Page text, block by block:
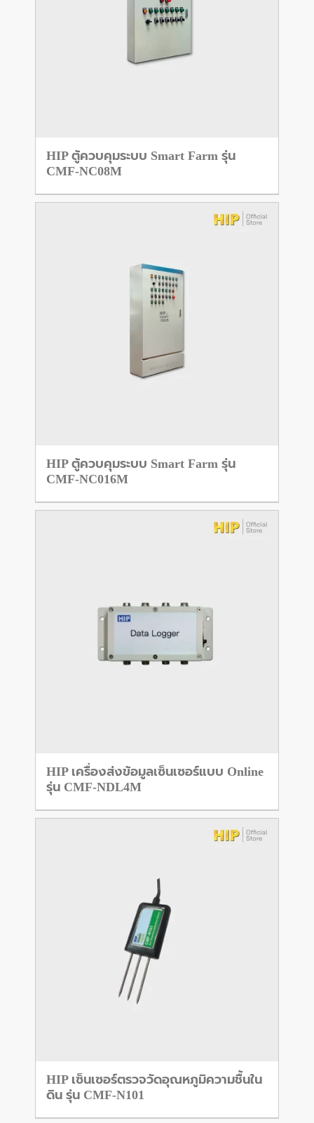
HIP ตู้ควบคุมระบบ Smart Farm รุ่น
CMF-NC08M
HIP ตู้ควบคุมระบบ Smart Farm รุ่น
CMF-NC016M
HIP เครื่องส่งข้อมูลเซ็นเซอร์แบบ Online
รุ่น CMF-NDL4M
HIP เซ็นเซอร์ตรวจวัดอุณหภูมิความชื้นใน
ดิน รุ่น CMF-N101